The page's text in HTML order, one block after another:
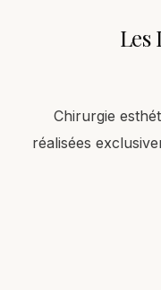
Les
Chirurgie
réalisées